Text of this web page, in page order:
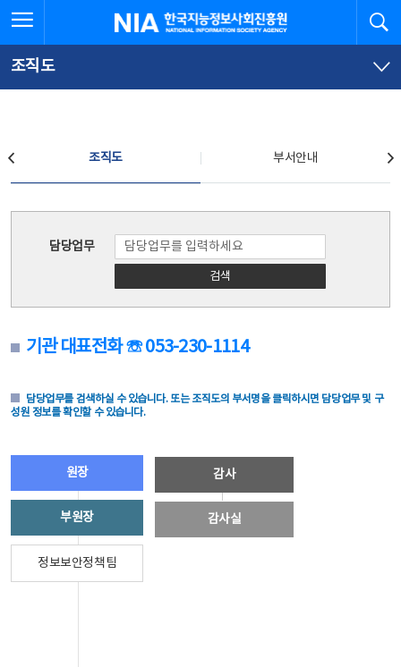
문
로
가
체
뉴
바
가
한국지능정보사회진흥원
조직도
조직도 부서안내
담당업무
검색
기관 대표전화 ☏ 053-230-1114
담당업무를 검색하실 수 있습니다. 또는 조직도의 부서명을 클릭하시면 담당업무 및 구
성원 정보를 확인할 수 있습니다.
원장
부원장
정보보안정책팀
감사
감사실